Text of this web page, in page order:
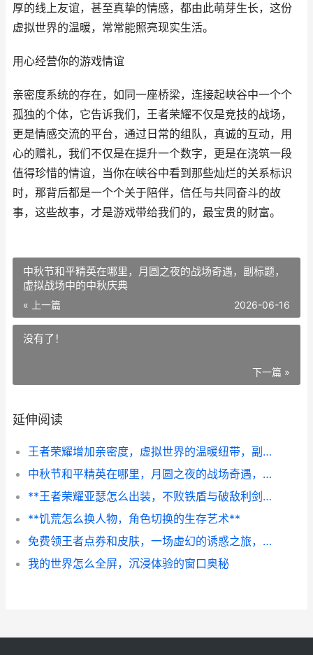
厚的线上友谊，甚至真挚的情感，都由此萌芽生长，这份
虚拟世界的温暖，常常能照亮现实生活。
用心经营你的游戏情谊
亲密度系统的存在，如同一座桥梁，连接起峡谷中一个个
孤独的个体，它告诉我们，王者荣耀不仅是竞技的战场，
更是情感交流的平台，通过日常的组队，真诚的互动，用
心的赠礼，我们不仅是在提升一个数字，更是在浇筑一段
值得珍惜的情谊，当你在峡谷中看到那些灿烂的关系标识
时，那背后都是一个个关于陪伴，信任与共同奋斗的故
事，这些故事，才是游戏带给我们的，最宝贵的财富。
中秋节和平精英在哪里，月圆之夜的战场奇遇，副标题，
虚拟战场中的中秋庆典
« 上一篇 2026-06-16
没有了！
下一篇 »
延伸阅读
王者荣耀增加亲密度，虚拟世界的温暖纽带，副标题，从默契配合到情感联结的进阶之路
中秋节和平精英在哪里，月圆之夜的战场奇遇，副标题，虚拟战场中的中秋庆典
**王者荣耀亚瑟怎么出装，不败铁盾与破敌利剑的奥秘**
**饥荒怎么换人物，角色切换的生存艺术**
免费领王者点券和皮肤，一场虚幻的诱惑之旅，副标题，资深玩家的冷静剖析与真诚告诫
我的世界怎么全屏，沉浸体验的窗口奥秘